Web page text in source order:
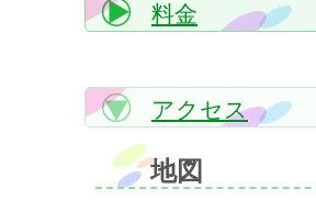
料金
アクセス
地図